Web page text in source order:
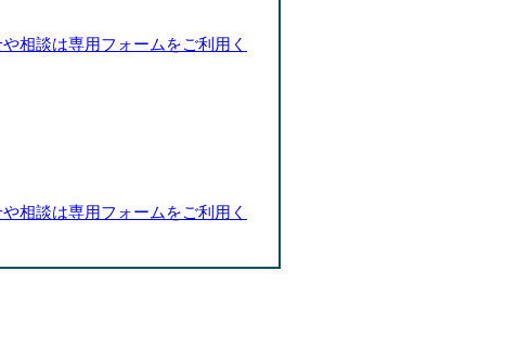
相談は専用フォームをご利用く
相談は専用フォームをご利用く